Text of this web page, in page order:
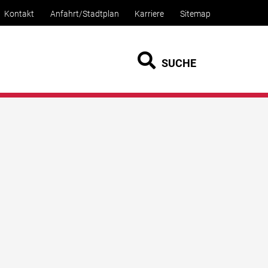
Kontakt Anfahrt/Stadtplan Karriere Sitemap
SUCHE